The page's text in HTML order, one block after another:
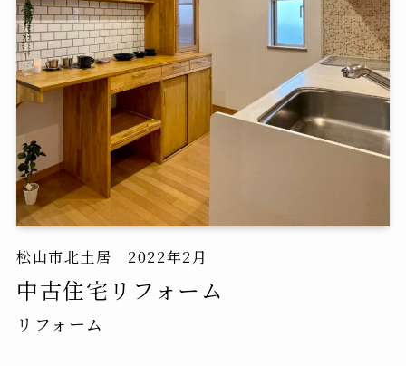
松山市北土居 2022年2月
中古住宅リフォーム
リフォーム